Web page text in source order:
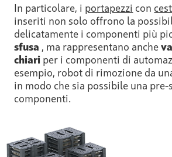
In particolare, i portapezzi con
inseriti non solo offrono la
delicatamente i componenti più
sfusa , ma rappresentano anche
chiari per i componenti di
esempio, robot di rimozione da
in modo che sia possibile una pre-
componenti.